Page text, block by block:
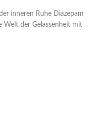
inneren Ruhe Diazepam
Welt der Gelassenheit mit